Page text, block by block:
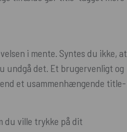
i mente. Syntes du ikke, at
undgå det. Et brugervenligt og
et usammenhængende title-
du ville trykke på dit